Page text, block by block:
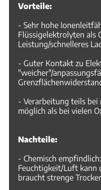
Vorteile:
- Sehr hohe
Flüssigelektrolyten als
Leistung/schnelleres
- Guter Kontakt zu
"weicher"/
- Verarbeitung teils bei
möglich als bei vielen
Nachteile:
- Chemisch
Feuchtigkeit/Luft kann
braucht strenge